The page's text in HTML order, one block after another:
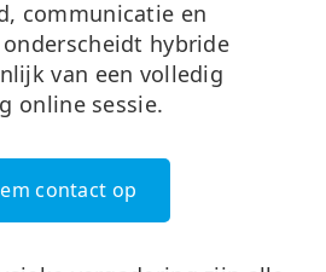
communicatie en
hybride
van een volledig
online sessie.
contact op